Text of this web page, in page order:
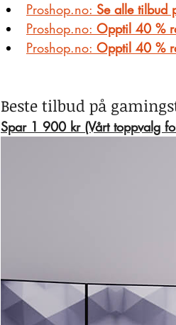
Proshop.no: Se alle tilbud
Proshop.no: Opptil 40 %
Proshop.no: Opptil 40 %
Beste tilbud på
Spar 1 900 kr (Vårt toppvalg